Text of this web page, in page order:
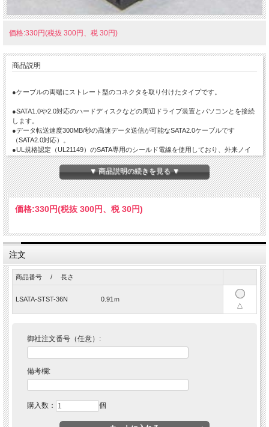
価格:330円(税抜 300円、税 30円)
商品説明
●ケーブルの両端にストレート型のコネクタを取り付けたタイプです。
●SATA1.0や2.0対応のハードディスクなどの周辺ドライブ装置とパソコンとを接続
します。
●データ転送速度300MB/秒の高速データ送信が可能なSATA2.0ケーブルです
（SATA2.0対応）。
●UL規格認定（UL21149）のSATA専用のシールド電線を使用しており、外来ノイ
ズの干渉を受けにくい高信頼性ケーブルです。
【ご注意】
SATA規格では、機器間の最大ケーブル長は1メートルまでとなっております。
▼ 商品説明の続きを見る ▼
価格:330円(税抜 300円、税 30円)
注文
商品番号 / 長さ
LSATA-STST-36N 0.91ｍ
△
御社注文番号（任意）:
備考欄:
購入数： 個